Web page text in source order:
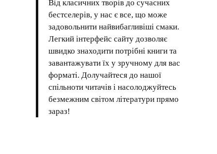
Від класичних творів до сучасних
бестселерів, у нас є все, що може
задовольнити найвибагливіші смаки.
Легкий інтерфейс сайту дозволяє
швидко знаходити потрібні книги та
завантажувати їх у зручному для вас
форматі. Долучайтеся до нашої
спільноти читачів і насолоджуйтесь
безмежним світом літератури прямо
зараз!